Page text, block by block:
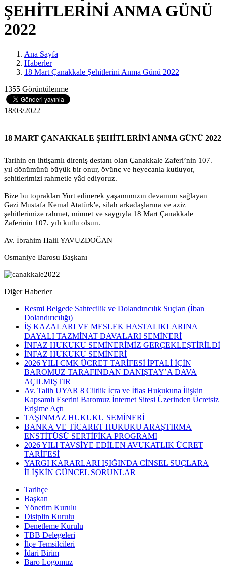
ŞEHİTLERİNİ ANMA GÜNÜ
2022
Ana Sayfa
Haberler
18 Mart Çanakkale Şehitlerini Anma Günü 2022
1355 Görüntülenme
18/03/2022
18 MART ÇANAKKALE ŞEHİTLERİNİ ANMA GÜNÜ 2022
Tarihin en ihtişamlı direniş destanı olan Çanakkale Zaferi’nin 107.
yıl dönümünü büyük bir onur, övünç ve heyecanla kutluyor,
şehitlerimizi rahmetle yâd ediyoruz.
Bize bu toprakları Yurt edinerek yaşamımızın devamını sağlayan
Gazi Mustafa Kemal Atatürk'e, silah arkadaşlarına ve aziz
şehitlerimize rahmet, minnet ve saygıyla 18 Mart Çanakkale
Zaferinin 107. yılı kutlu olsun.
Av. İbrahim Halil YAVUZDOĞAN
Osmaniye Barosu Başkanı
Diğer Haberler
Resmi Belgede Sahtecilik ve Dolandırıcılık Suçları (İban
Dolandırıcılığı)
İŞ KAZALARI VE MESLEK HASTALIKLARINA
DAYALI TAZMİNAT DAVALARI SEMİNERİ
İNFAZ HUKUKU SEMİNERİMİZ GERÇEKLEŞTİRİLDİ
İNFAZ HUKUKU SEMİNERİ
2026 YILI CMK ÜCRET TARİFESİ İPTALİ İÇİN
BAROMUZ TARAFINDAN DANIŞTAY’A DAVA
AÇILMIŞTIR
Av. Talih UYAR 8 Ciltlik İcra ve İflas Hukukuna İlişkin
Kapsamlı Eserini Baromuz İnternet Sitesi Üzerinden Ücretsiz
Erişime Açtı
TAŞINMAZ HUKUKU SEMİNERİ
BANKA VE TİCARET HUKUKU ARAŞTIRMA
ENSTİTÜSÜ SERTİFİKA PROGRAMI
2026 YILI TAVSİYE EDİLEN AVUKATLIK ÜCRET
TARİFESİ
YARGI KARARLARI IŞIĞINDA CİNSEL SUÇLARA
İLİŞKİN GÜNCEL SORUNLAR
Tarihçe
Başkan
Yönetim Kurulu
Disiplin Kurulu
Denetleme Kurulu
TBB Delegeleri
İlçe Temsilcileri
İdari Birim
Baro Logomuz